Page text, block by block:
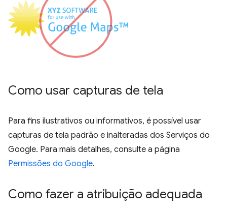
Como usar capturas de tela
Para fins ilustrativos ou informativos, é possível usar
capturas de tela padrão e inalteradas dos Serviços do
Google. Para mais detalhes, consulte a página
Permissões do Google.
Como fazer a atribuição adequada